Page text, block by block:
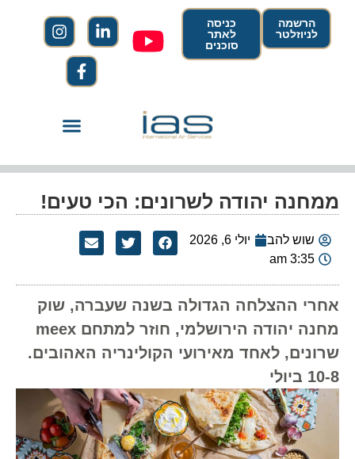
הרשמה
לניוזלטר
כניסה
לאתר
סוכנים
ממחנה יהודה לשרונים: הכי טעים!
שוש להב
יולי 6, 2026
3:35 am
אחרי ההצלחה הגדולה בשנה שעברה, שוק
מחנה יהודה הירושלמי, חוזר למתחם meex
שרונים, לאחד מאירועי הקולינריה האהובים.
10-8 ביולי